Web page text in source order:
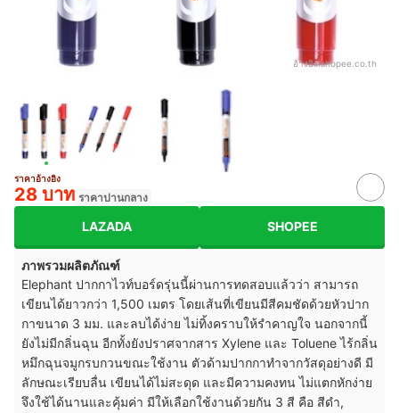
อ้างอิง:shopee.co.th
ราคาอ้างอิง
28 บาท ราคาปานกลาง
LAZADA SHOPEE
ภาพรวมผลิตภัณฑ์
Elephant ปากกาไวท์บอร์ดรุ่นนี้ผ่านการทดสอบแล้วว่า สามารถ
เขียนได้ยาวกว่า 1,500 เมตร โดยเส้นที่เขียนมีสีคมชัดด้วยหัวปาก
กาขนาด 3 มม. และลบได้ง่าย ไม่ทิ้งคราบให้รำคาญใจ นอกจากนี้
ยังไม่มีกลิ่นฉุน อีกทั้งยังปราศจากสาร Xylene และ Toluene ไร้กลิ่น
หมึกฉุนจมูกรบกวนขณะใช้งาน ตัวด้ามปากกาทำจากวัสดุอย่างดี มี
ลักษณะเรียบลื่น เขียนได้ไม่สะดุด และมีความคงทน ไม่แตกหักง่าย
จึงใช้ได้นานและคุ้มค่า มีให้เลือกใช้งานด้วยกัน 3 สี คือ สีดำ,